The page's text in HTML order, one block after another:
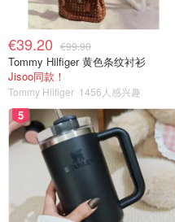
€39.20 €99.90
Tommy Hilfiger 黄色条纹衬衫
Jisoo同款！
Tommy Hilfiger 1456人感兴趣
5